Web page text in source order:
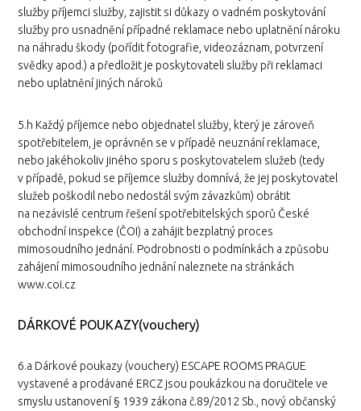
služby příjemci služby, zajistit si důkazy o vadném poskytování
služby pro usnadnění případné reklamace nebo uplatnění nároku
na náhradu škody (pořídit fotografie, videozáznam, potvrzení
svědky apod.) a předložit je poskytovateli služby při reklamaci
nebo uplatnění jiných nároků
5.h Každý příjemce nebo objednatel služby, který je zároveň
spotřebitelem, je oprávněn se v případě neuznání reklamace,
nebo jakéhokoliv jiného sporu s poskytovatelem služeb (tedy
v případě, pokud se příjemce služby domnívá, že jej poskytovatel
služeb poškodil nebo nedostál svým závazkům) obrátit
na nezávislé centrum řešení spotřebitelských sporů České
obchodní inspekce (ČOI) a zahájit bezplatný proces
mimosoudního jednání. Podrobnosti o podmínkách a způsobu
zahájení mimosoudního jednání naleznete na stránkách
www.coi.cz
DÁRKOVÉ POUKAZY(vouchery)
6.a Dárkové poukazy (vouchery) ESCAPE ROOMS PRAGUE
vystavené a prodávané ERCZ jsou poukázkou na doručitele ve
smyslu ustanovení § 1939 zákona č.89/2012 Sb., nový občanský